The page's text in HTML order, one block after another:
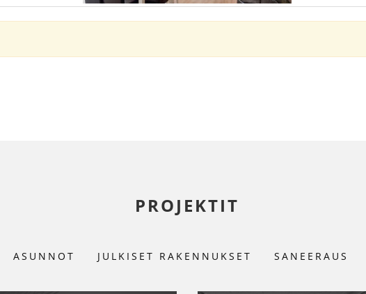
PROJEKTIT
ASUNNOT JULKISET RAKENNUKSET SANEERAUS